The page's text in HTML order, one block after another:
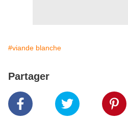
#viande blanche
Partager